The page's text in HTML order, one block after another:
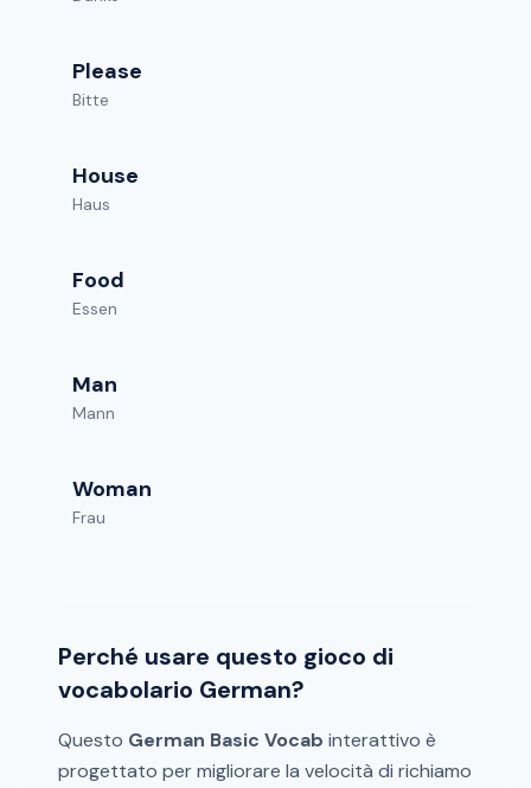
Please
Bitte
House
Haus
Food
Essen
Man
Mann
Woman
Frau
Perché usare questo gioco di
vocabolario German?
Questo German Basic Vocab interattivo è
progettato per migliorare la velocità di richiamo